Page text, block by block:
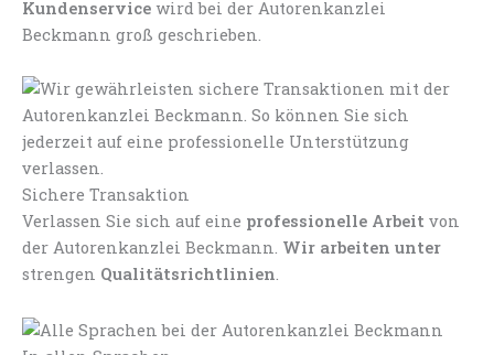
Kundenservice wird bei der Autorenkanzlei
Beckmann groß geschrieben.
Sichere Transaktion
Verlassen Sie sich auf eine professionelle Arbeit von
der Autorenkanzlei Beckmann. Wir arbeiten unter
strengen Qualitätsrichtlinien.